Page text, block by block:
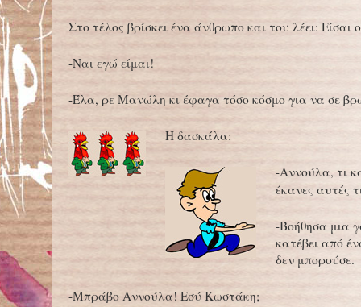
Στο τέλος βρίσκει ένα άνθρωπο και του λέει:
-Ναι εγώ είμαι!
-Έλα, ρε Μανώλη κι έφαγα τόσο κόσμο για να σε
Η δασκάλα:
-Αννούλα, τι
έκανες αυτές
-Βοήθησα μια
κατέβει από
δεν μπορούσε.
-Μπράβο Αννούλα! Εσύ Κωστάκη;